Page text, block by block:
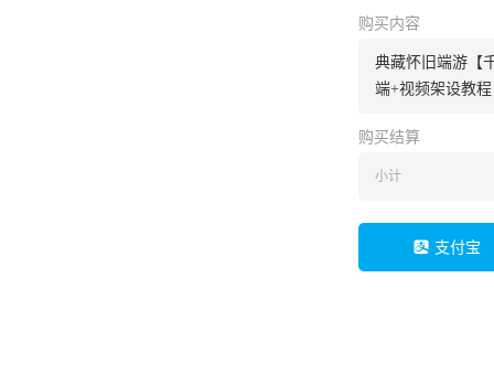
购买内容
典藏怀旧端游【
端+视频架设教程
购买结算
小计
支付宝